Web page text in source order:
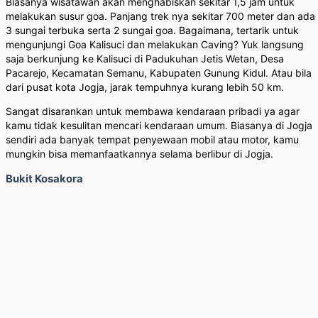
melakukan susur goa. Panjang trek nya sekitar 700 meter dan ada
3 sungai terbuka serta 2 sungai goa. Bagaimana, tertarik untuk
mengunjungi Goa Kalisuci dan melakukan Caving? Yuk langsung
saja berkunjung ke Kalisuci di Padukuhan Jetis Wetan, Desa
Pacarejo, Kecamatan Semanu, Kabupaten Gunung Kidul. Atau bila
dari pusat kota Jogja, jarak tempuhnya kurang lebih 50 km.
Sangat disarankan untuk membawa kendaraan pribadi ya agar
kamu tidak kesulitan mencari kendaraan umum. Biasanya di Jogja
sendiri ada banyak tempat penyewaan mobil atau motor, kamu
mungkin bisa memanfaatkannya selama berlibur di Jogja.
Bukit Kosakora